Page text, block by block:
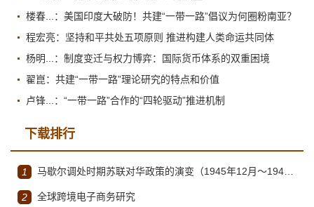
楼春...：美国印度大破防！共建“一带一路”倡议为何圈粉南亚？
程宏亮：坚持和平共处五项原则 推进构建人类命运共同体
杨明...：制度变迁与权力博弈：国际货币体系的双重困境
翟崑：共建“一带一路”理论研究的特点和价值
卢锋...：“一带一路”合作的“四轮驱动”推进机制
下载排行
1 马歇尔调处时期苏联对华政策的演变（1945年12月～1947年1月）
2 全球跨境电子商务研究